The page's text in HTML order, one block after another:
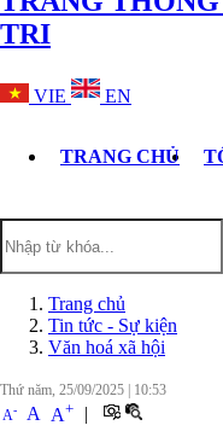
TRI
VIE EN
TRANG CHỦ
Trang chủ
Tin tức - Sự kiện
Văn hoá xã hội
Thứ năm, 25/09/2025
10:53
A- A A+ |